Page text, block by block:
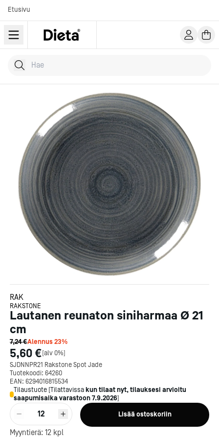
Etusivu
Hae tuotteita
Kirjoita hakusana...
RAK
RAKSTONE
Lautanen reunaton siniharmaa Ø 21
cm
7,24 €Alennus23%
5,60 €[alv 0%]
SJDNNPR21 Rakstone Spot Jade
Tuotekoodi: 64260
EAN: 6294016815534
Tilaustuote [Tilattavissa kun tilaat nyt, tilauksesi arvioitu
saapumisaika varastoon7.9.2026]
12 Lisää ostoskoriin
Myyntierä: 12 kpl
Kotipizza on vuonna 1987